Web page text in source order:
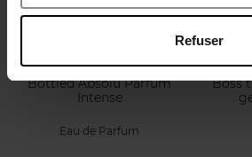
Refuser
Bottled Absolu Parfum
Intense
Eau de Parfum
Boss